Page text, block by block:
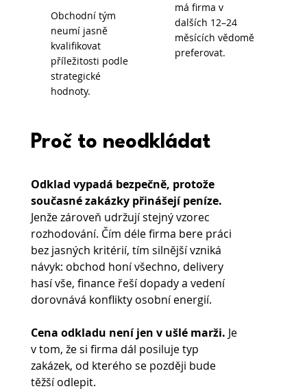
Obchodní tým
neumí jasně
kvalifikovat
příležitosti podle
strategické
hodnoty.
má firma v
dalších 12–24
měsících vědomě
preferovat.
Proč to neodkládat
Odklad vypadá bezpečně, protože
současné zakázky přinášejí peníze.
Jenže zároveň udržují stejný vzorec
rozhodování. Čím déle firma bere práci
bez jasných kritérií, tím silnější vzniká
návyk: obchod honí všechno, delivery
hasí vše, finance řeší dopady a vedení
dorovnává konflikty osobní energií.
Cena odkladu není jen v ušlé marži. Je
v tom, že si firma dál posiluje typ
zakázek, od kterého se později bude
těžší odlepit.